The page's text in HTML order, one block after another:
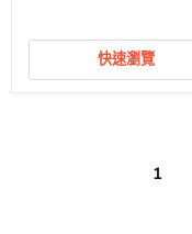
快速瀏覽
1